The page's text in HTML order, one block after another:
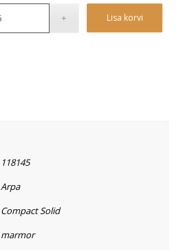
Lisa korvi
118145
Arpa
Compact Solid
marmor